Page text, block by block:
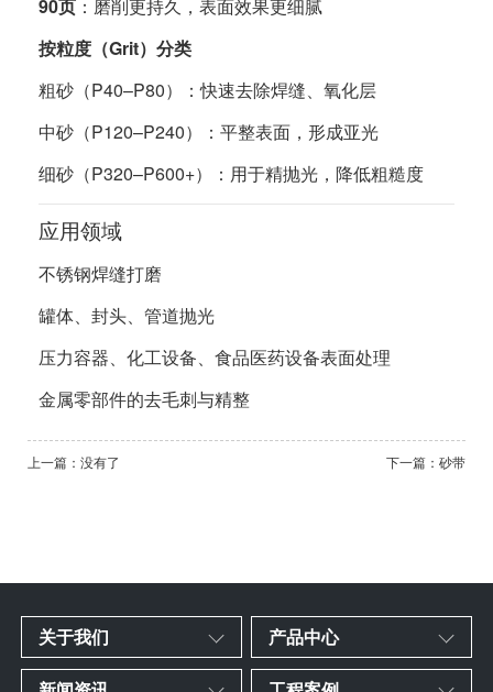
90页 ：磨削更持久，表面效果更细腻
按粒度（Grit）分类
粗砂（P40–P80）：快速去除焊缝、氧化层
中砂（P120–P240）：平整表面，形成亚光
细砂（P320–P600+）：用于精抛光，降低粗糙度
应用领域
不锈钢焊缝打磨
罐体、封头、管道抛光
压力容器、化工设备、食品医药设备表面处理
金属零部件的去毛刺与精整
上一篇：没有了 下一篇：砂带
关于我们 产品中心